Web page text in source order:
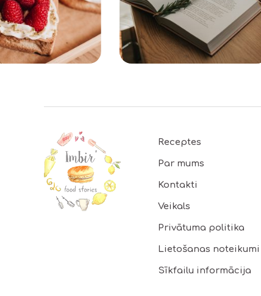
Receptes
Par mums
Kontakti
Veikals
Privātuma politika
Lietošanas noteikumi
Sīkfailu informācija